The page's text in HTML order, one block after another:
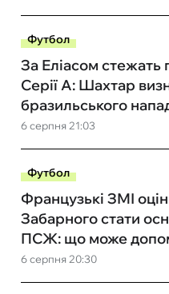
Футбол
6 серпня 21:03
За Еліасом
Серії А: Шахтар
бразильського
Футбол
6 серпня 20:30
Французькі ЗМІ
Забарного стати
ПСЖ: що може